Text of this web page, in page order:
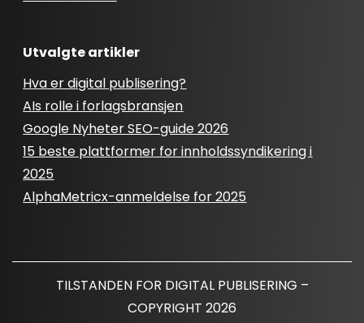
Utvalgte artikler
Hva er digital publisering?
AIs rolle i forlagsbransjen
Google Nyheter SEO-guide 2026
15 beste plattformer for innholdssyndikering i
2025
AlphaMetricx-anmeldelse for 2025
TILSTANDEN FOR DIGITAL PUBLISERING –
COPYRIGHT 2026